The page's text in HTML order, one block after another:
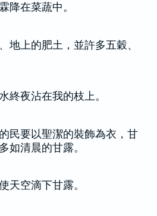
降在菜蔬中。
地上的肥土，並許多五穀、
終夜沾在我的枝上。
民要以聖潔的裝飾為衣，甘
如清晨的甘露。
天空滴下甘露。